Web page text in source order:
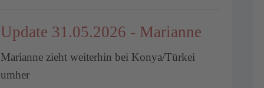
Update 31.05.2026 - Marianne
Marianne zieht weiterhin bei Konya/Türkei
umher